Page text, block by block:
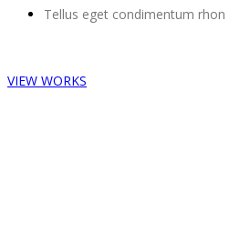
Tellus eget condimentum rhon
VIEW WORKS